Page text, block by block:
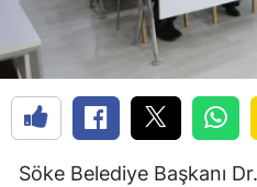
Söke Belediye Başkanı